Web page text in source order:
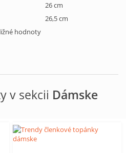
26 cm
26,5 cm
hodnoty
v sekcii Dámske